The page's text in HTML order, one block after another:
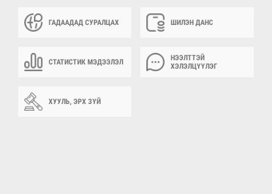
ГАДААДАД СУРАЛЦАХ ШИЛЭН ДАНС
СТАТИСТИК МЭДЭЭЛЭЛ
НЭЭЛТТЭЙ
ХЭЛЭЛЦҮҮЛЭГ
ХУУЛЬ, ЭРХ ЗҮЙ